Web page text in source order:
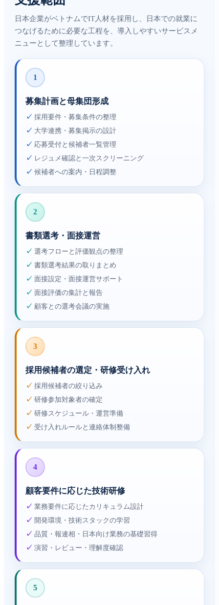
日本企業がベトナムでIT人材を採用し、日本での就業に
つなげるために必要な工程を、導入しやすいサービスメ
ニューとして整理しています。
1
募集計画と母集団形成
✓ 採用要件・募集条件の整理
✓ 大学連携・募集掲示の設計
✓ 応募受付と候補者一覧管理
✓ レジュメ確認と一次スクリーニング
✓ 候補者への案内・日程調整
2
書類選考・面接運営
✓ 選考フローと評価観点の整理
✓ 書類選考結果の取りまとめ
✓ 面接設定・面接運営サポート
✓ 面接評価の集計と報告
✓ 顧客との選考会議の実施
3
採用候補者の選定・研修受け入れ
✓ 採用候補者の絞り込み
✓ 研修参加対象者の確定
✓ 研修スケジュール・運営準備
✓ 受け入れルールと連絡体制整備
4
顧客要件に応じた技術研修
✓ 業務要件に応じたカリキュラム設計
✓ 開発環境・技術スタックの学習
✓ 品質・報連相・日本向け業務の基礎習得
✓ 演習・レビュー・理解度確認
5